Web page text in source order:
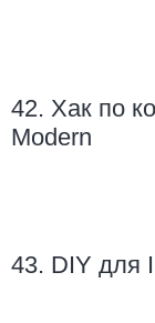
42. Хак по
Modern
43. DIY для